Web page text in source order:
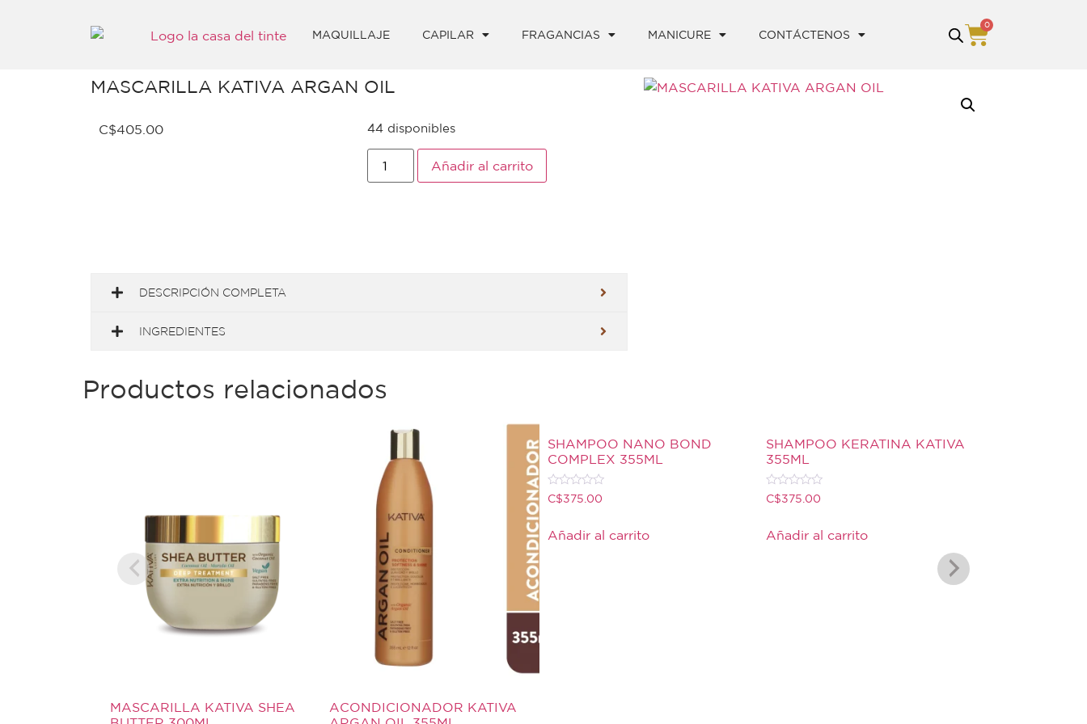
MAQUILLAJE CAPILAR FRAGANCIAS MANICURE CONTÁCTENOS
0
MASCARILLA KATIVA ARGAN OIL
C$405.00 44 disponibles
Añadir al carrito
DESCRIPCIÓN COMPLETA
INGREDIENTES
Productos relacionados
MASCARILLA KATIVA SHEA
ACONDICIONADOR KATIVA
SHAMPOO NANO BOND
COMPLEX 355ML
Valorado
con
5
C$375.00
Añadir al carrito
SHAMPOO KERATINA KATIVA
355ML
Valorado
con
5
C$375.00
Añadir al carrito